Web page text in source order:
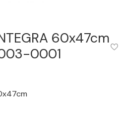
60x47cm
0001